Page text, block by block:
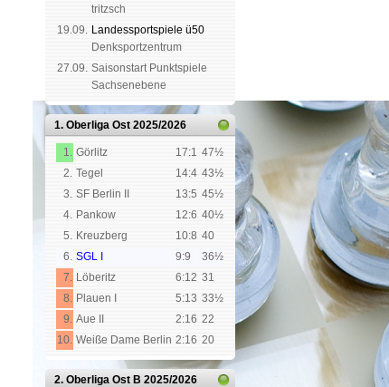
tritzsch
19.09. Landes­sport­spiele ü50
Denk­sport­zen­trum
27.09. Saison­start Punkt­spiele
Sachsen­ebene
1. Oberliga Ost 2025/2026
1. Görlitz 17:1 47½
2. Tegel 14:4 43½
3. SF Berlin II 13:5 45½
4. Pankow 12:6 40½
5. Kreuzberg 10:8 40
6. SGL I 9:9
36½
7. Löberitz 6:12 31
8. Plauen I 5:13 33½
9. Aue II 2:16 22
10. Weiße Dame Berlin 2:16 20
2. Oberliga Ost B 2025/2026